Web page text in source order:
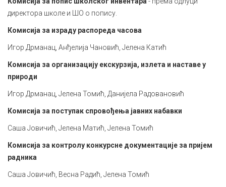
директора школе и ШО о попису.
Комисија за израду распореда часова
Игор Дрманац, Анђелија Чановић, Јелена Катић
Комисија за организацију екскурзија, излета и наставе у
природи
Игор Дрманац, Јелена Томић, Данијела Радовановић
Комисија за поступак спровођења јавних набавки
Саша Јовичић, Јелена Матић, Јелена Томић
Комисија за контролу конкурсне документације за пријем
радника
Саша Јовичић, Весна Радић, Јелена Томић